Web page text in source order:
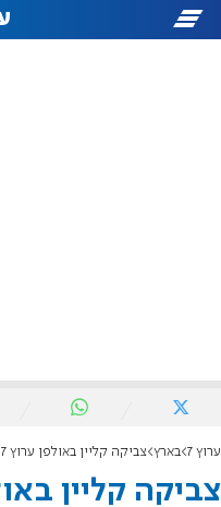
ערוץ 7 בארץ צביקה קליין באולפן ערוץ 7: "עברתי חקירה משפילה – תמלולים דלפו לתקשורת"